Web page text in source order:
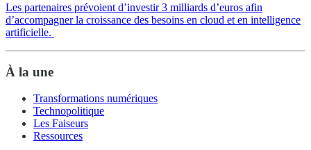
Les partenaires prévoient d’investir 3 milliards d’euros afin
d’accompagner la croissance des besoins en cloud et en intelligence
artificielle.
À la une
Transformations numériques
Technopolitique
Les Faiseurs
Ressources